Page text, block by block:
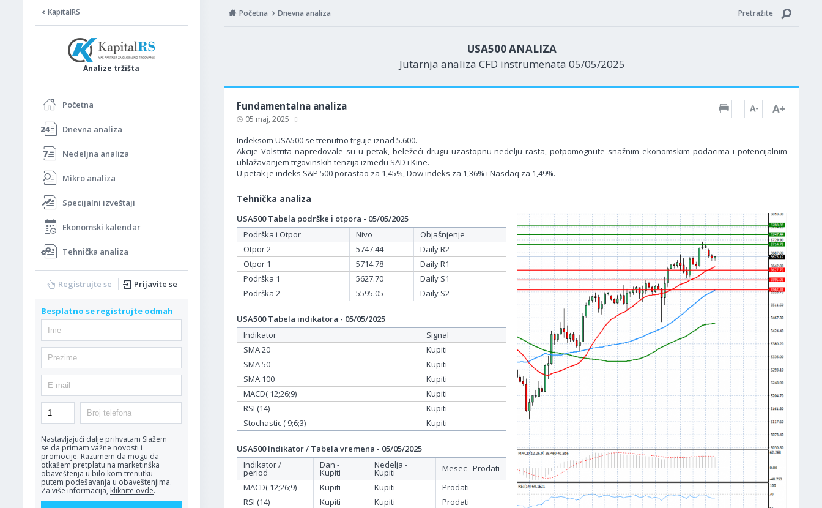
KapitalRS
Analize tržišta
Početna
Dnevna analiza
Nedeljna analiza
Mikro analiza
Specijalni izveštaji
Ekonomski kalendar
Tehnička analiza
Registrujte se Prijavite se
Besplatno se registrujte odmah
Nastavljajući dalje prihvatam Slažem
se da primam važne novosti i
promocije. Razumem da mogu da
otkažem pretplatu na marketinška
obaveštenja u bilo kom trenutku
putem podešavanja u obaveštenjima.
Za više informacija, kliknite ovde.
Početna Dnevna analiza Pretražite
USA500 ANALIZA
Jutarnja analiza CFD instrumenata 05/05/2025
Fundamentalna analiza
05 maj, 2025
Indeksom USA500 se trenutno trguje iznad 5.600.
Akcije Volstrita napredovale su u petak, beležeći drugu uzastopnu nedelju rasta, potpomognute snažnim ekonomskim podacima i potencijalnim
ublažavanjem trgovinskih tenzija između SAD i Kine.
U petak je indeks S&P 500 porastao za 1,45%, Dow indeks za 1,36% i Nasdaq za 1,49%.
Tehnička analiza
USA500 Tabela podrške i otpora - 05/05/2025
Podrška i Otpor
Nivo
Objašnjenje
Otpor 2
5747.44
Daily R2
Otpor 1
5714.78
Daily R1
Podrška 1
5627.70
Daily S1
Podrška 2
5595.05 Daily S2
USA500 Tabela indikatora - 05/05/2025
Indikator
Signal
SMA 20
Kupiti
SMA 50
Kupiti
SMA 100
Kupiti
MACD( 12;26;9)
Kupiti
RSI (14)
Kupiti
Stochastic ( 9;6;3)
Kupiti
USA500 Indikator / Tabela vremena - 05/05/2025
Indikator /
period
Dan -
Kupiti
Nedelja -
Kupiti
Mesec - Prodati
MACD( 12;26;9)
Kupiti Kupiti
Prodati
RSI (14)
Kupiti Kupiti
Prodati